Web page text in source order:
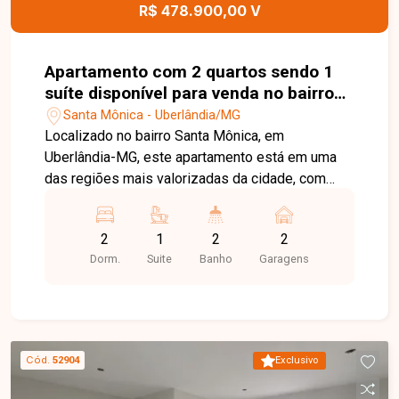
R$ 478.900,00 V
Apartamento com 2 quartos sendo 1
suíte disponível para venda no bairro
Santa Mônica em Uberlândia-MG
Santa Mônica - Uberlândia/MG
Localizado no bairro Santa Mônica, em
Uberlândia-MG, este apartamento está em uma
das regiões mais valorizadas da cidade, com
principais avenidas. Próximo a universidades,
supermercados, escolas, farmácias, restaurantes
e diversos comércios e serviços, oferece
integrada à sacada gourmet, área de serviço,
banheiro social, 02 quartos, sendo 01 suíte e
outro quarto com sacada. Os ambientes são
2
Dorm.
1
Suite
2
Banho
2
Garagens
Exclusivo
Cód. 52904